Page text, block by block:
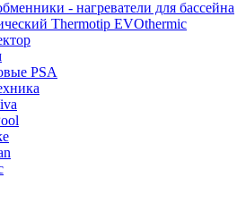
- нагреватели для бассейна
Thermotip EVOthermic
PSA